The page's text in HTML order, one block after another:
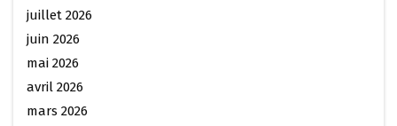
juillet 2026
juin 2026
mai 2026
avril 2026
mars 2026